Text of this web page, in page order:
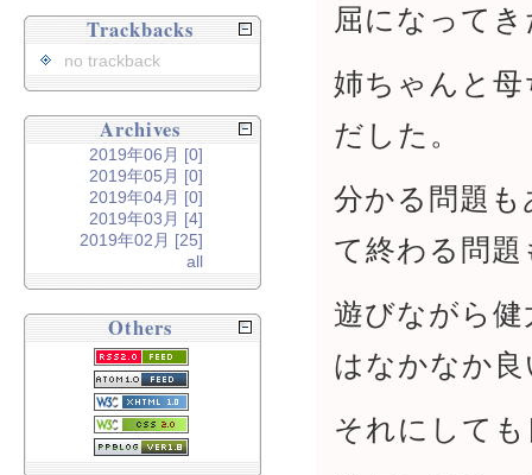
屈になってき
姉ちゃんと
だした。
分かる問題
て終わる問
遊びながら
はなかなか
それにして
Trackbacks
no trackback
Archives
2019年06月 [0]
2019年05月 [0]
2019年04月 [0]
2019年03月 [4]
2019年02月 [25]
all
Others